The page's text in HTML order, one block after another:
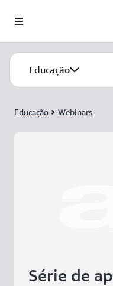
Pular para o conteúdo
Educação
Educação Webinars
Série de